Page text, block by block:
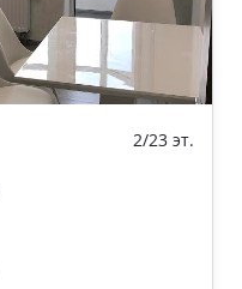
2/23 эт.